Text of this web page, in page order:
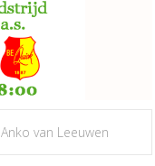
Anko van Leeuwen